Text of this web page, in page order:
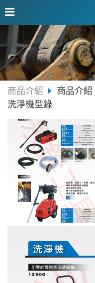
商品介紹 商品介紹
洗淨機型錄